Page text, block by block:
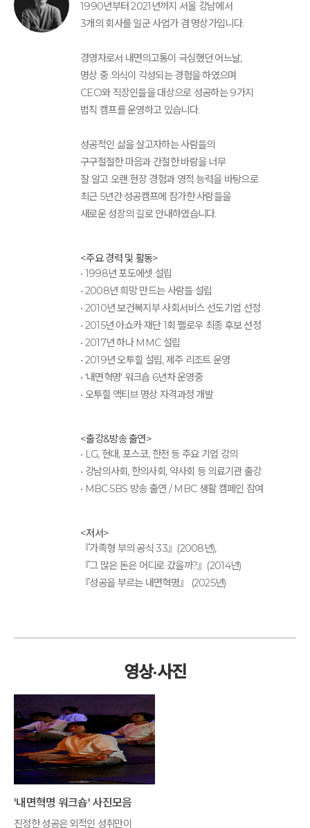
1990년부터 2021년까지 서울 강남에서
3개의 회사를 일군 사업가 겸 명상가입니다.
경영자로서 내면의고통이 극심했던 어느날,
명상 중 의식이 각성되는 경험을 하였으며
CEO와 직장인들을 대상으로 성공하는 9가지
법칙 캠프를 운영하고 있습니다.
성공적인 삶을 살고자하는 사람들의
구구절절한 마음과 간절한 바람을 너무
잘 알고 오랜 현장 경험과 영적 능력을 바탕으로
최근 5년간 성공캠프에 참가한 사람들을
새로운 성장의 길로 안내하였습니다.
<주요 경력 및 활동>
• 1998년 포도에셋 설립
• 2008년 희망 만드는 사람들 설립
• 2010년 보건복지부 사회서비스 선도기업 선정
• 2015년 아쇼카 재단 1회 펠로우 최종 후보 선정
• 2017년 하나 MMC 설립
• 2019년 오투힐 설립, 제주 리조트 운영
• '내면혁명' 워크숍 6년차 운영중
• 오투힐 액티브 명상 자격과정 개발
<출강&방송 출연>
• LG, 현대, 포스코, 한전 등 주요 기업 강의
• 강남의사회, 한의사회, 약사회 등 의료기관 출강
• MBC·SBS 방송 출연 / MBC 생활 캠페인 참여
<저서>
『가족형 부의 공식 33』(2008년),
『그 많은 돈은 어디로 갔을까?』(2014년)
『성공을 부르는 내면혁명』 (2025년)
영상·사진
'내면혁명 워크숍' 사진모음
진정한 성공은 외적인 성취만이